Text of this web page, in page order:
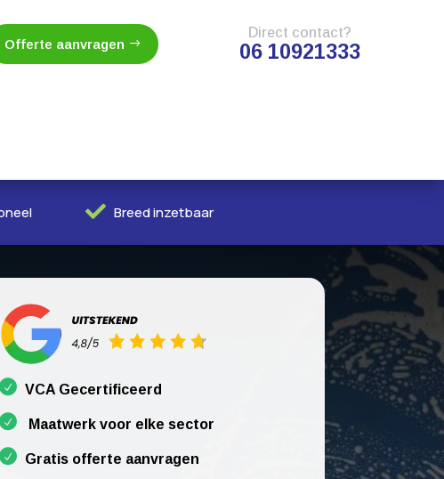
Offerte aanvragen
Direct contact?
06 10921333
 Breed inzetbaar
VCA Gecertificeerd
Maatwerk voor elke sector
Gratis offerte aanvragen